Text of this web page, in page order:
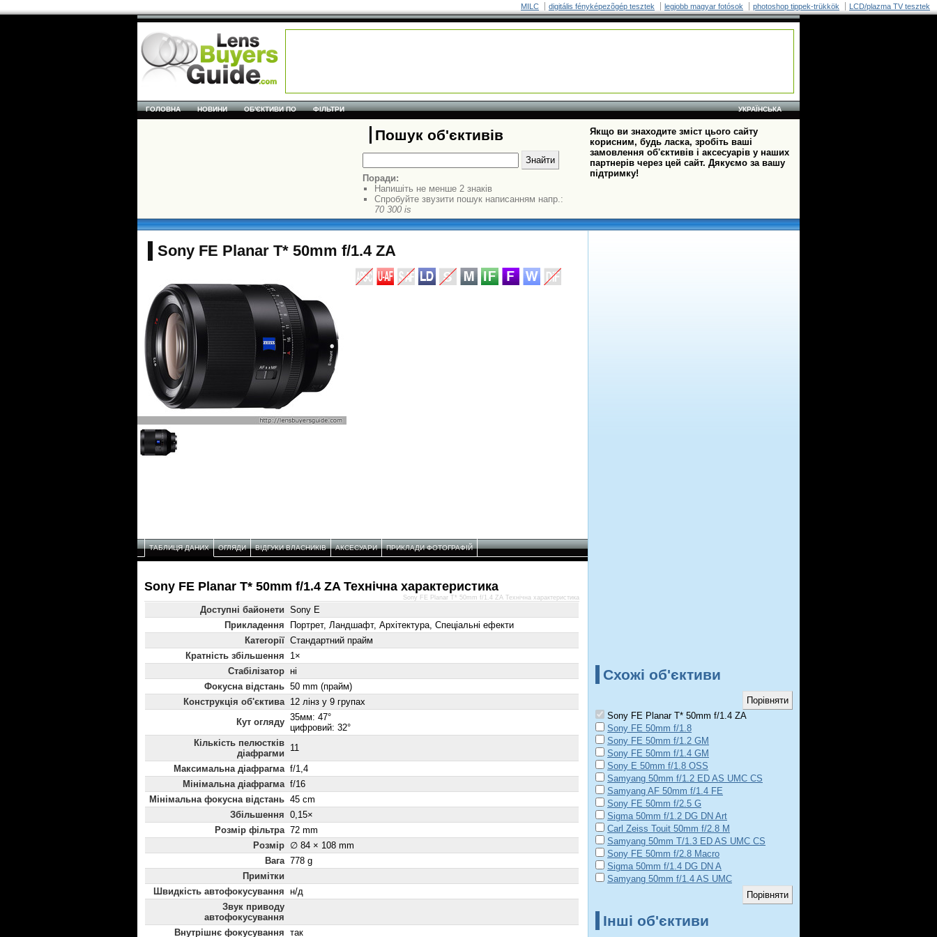
MILC digitális fényképezõgép tesztek legjobb magyar fotósok photoshop tippek-trükkök LCD/plazma TV tesztek
УКРАЇНСЬКА
ГОЛОВНА НОВИНИ ОБ'ЄКТИВИ ПО ФІЛЬТРИ
Пошук об'єктивів
Поради:
Напишіть не менше 2 знаків
Спробуйте звузити пошук написанням напр.:
70 300 is
Якщо ви знаходите зміст цього сайту
корисним, будь ласка, зробіть ваші
замовлення об'єктивів і аксесуарів у наших
партнерів через цей сайт. Дякуємо за вашу
підтримку!
Sony FE Planar T* 50mm f/1.4 ZA
ТАБЛИЦЯ ДАНИХ ОГЛЯДИ ВІДГУКИ ВЛАСНИКІВ АКСЕСУАРИ ПРИКЛАДИ ФОТОГРАФІЙ
Sony FE Planar T* 50mm f/1.4 ZA Технічнa характеристикa
Доступні байонети Sony E
Прикладення
Портрет, Ландшафт, Архітектура, Спеціальні ефекти
Категорії Стандартний прайм
Кратність збільшення
1×
Стабілізатор ні
Фокусна відстань 50 mm (прайм)
Конструкція об'єктива 12 лінз у 9 групах
Кут огляду 35мм: 47°
цифровий: 32°
Кількість пелюстків
діафрагми
11
Максимальна діафрагма f/1,4
Мінімальна діафрагма f/16
Мінімальна фокусна відстань 45 cm
Збільшення 0,15×
Розмір фільтра 72 mm
Розмір ∅ 84 × 108 mm
Вага 778 g
Примітки
Швидкість автофокусування н/д
Звук приводу
автофокусування
Внутрішнє фокусування так
Sony FE Planar T* 50mm f/1.4 ZA Технічнa характеристикa
Схожі об'єктиви
Sony FE Planar T* 50mm f/1.4 ZA
Sony FE 50mm f/1.8
Sony FE 50mm f/1.2 GM
Sony FE 50mm f/1.4 GM
Sony E 50mm f/1.8 OSS
Samyang 50mm f/1.2 ED AS UMC CS
Samyang AF 50mm f/1.4 FE
Sony FE 50mm f/2.5 G
Sigma 50mm f/1.2 DG DN Art
Carl Zeiss Touit 50mm f/2.8 M
Samyang 50mm T/1.3 ED AS UMC CS
Sony FE 50mm f/2.8 Macro
Sigma 50mm f/1.4 DG DN A
Samyang 50mm f/1.4 AS UMC
Інші об'єктиви